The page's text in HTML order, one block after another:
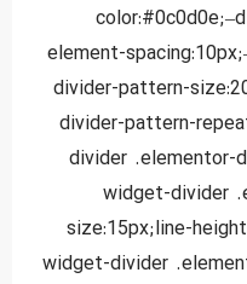
element-
divider-pattern-
divider-pattern-
divider .elementor-
widget-divider
size:15px;line-
widget-divider